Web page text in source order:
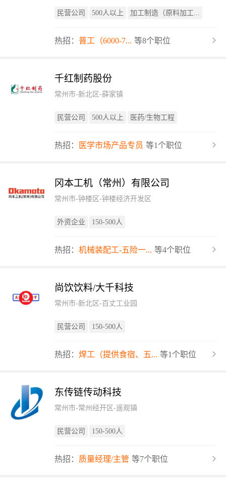
民营公司 500人以上 加工制造（原料加工...
热招： 普工（6000-7... 等8个职位
千红制药股份
常州市-新北区-薛家镇
民营公司 500人以上 医药/生物工程
热招： 医学市场产品专员 等1个职位
冈本工机（常州）有限公司
常州市-钟楼区-钟楼经济开发区
外资企业 150-500人
热招： 机械装配工-五险一... 等4个职位
尚饮饮料/大千科技
常州市-新北区-百丈工业园
民营公司 150-500人
热招： 焊工（提供食宿、五... 等1个职位
东传链传动科技
常州市-常州经开区-遥观镇
民营公司 150-500人
热招： 质量经理/主管 等7个职位